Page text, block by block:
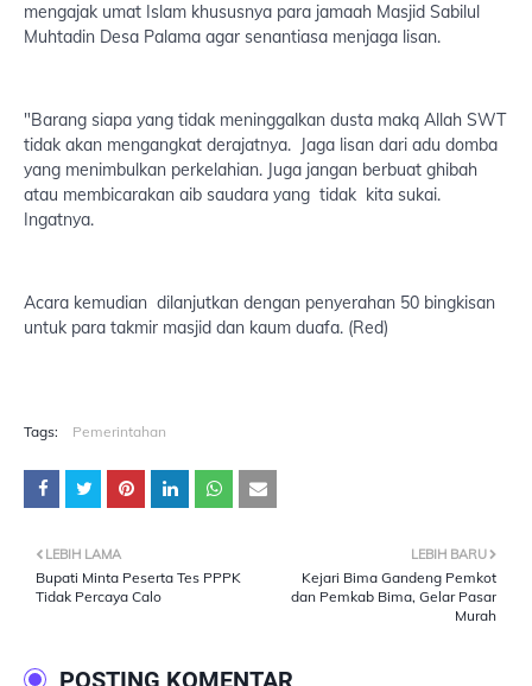
mengajak umat Islam khususnya para jamaah Masjid Sabilul
Muhtadin Desa Palama agar senantiasa menjaga lisan.
"Barang siapa yang tidak meninggalkan dusta makq Allah SWT
tidak akan mengangkat derajatnya. Jaga lisan dari adu domba
yang menimbulkan perkelahian. Juga jangan berbuat ghibah
atau membicarakan aib saudara yang tidak kita sukai.
Ingatnya.
Acara kemudian dilanjutkan dengan penyerahan 50 bingkisan
untuk para takmir masjid dan kaum duafa. (Red)
Tags: Pemerintahan
LEBIH BARU
Kejari Bima Gandeng Pemkot
dan Pemkab Bima, Gelar Pasar
Murah
LEBIH LAMA
Bupati Minta Peserta Tes PPPK
Tidak Percaya Calo
POSTING KOMENTAR